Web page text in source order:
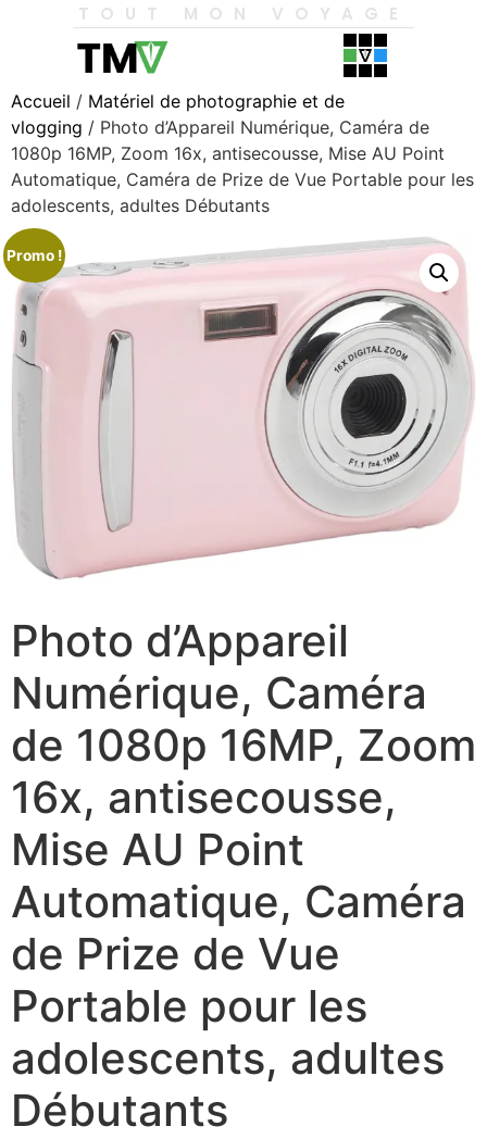
TOUT MON VOYAGE
Accueil / Matériel de photographie et de
vlogging / Photo d’Appareil Numérique, Caméra de
1080p 16MP, Zoom 16x, antisecousse, Mise AU Point
Automatique, Caméra de Prize de Vue Portable pour les
adolescents, adultes Débutants
Promo !
Photo d’Appareil
Numérique, Caméra
de 1080p 16MP, Zoom
16x, antisecousse,
Mise AU Point
Automatique, Caméra
de Prize de Vue
Portable pour les
adolescents, adultes
Débutants